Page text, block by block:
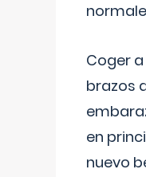
Coger
brazos
en
nuevo